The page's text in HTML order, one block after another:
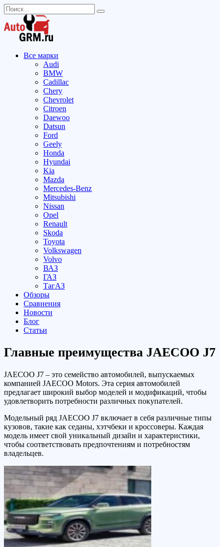
Перейти
к
содержанию
Search
for:
Все марки
Audi
BMW
Cadillac
Chery
Chevrolet
Citroen
Daewoo
Datsun
Ford
Geely
Honda
Hyundai
Kia
Mazda
Mercedes-Benz
Mitsubishi
Nissan
Opel
Renault
Skoda
Toyota
Volkswagen
Volvo
ВАЗ
ГАЗ
ТагАЗ
Обзоры
Сравнения
Новости
Блог
Статьи
Главные преимущества JAECOO J7
JAECOO J7 – это семейство автомобилей, выпускаемых
компанией JAECOO Motors. Эта серия автомобилей
предлагает широкий выбор моделей и модификаций, чтобы
удовлетворить потребности различных покупателей.
Модельный ряд JAECOO J7 включает в себя различные типы
кузовов, такие как седаны, хэтчбеки и кроссоверы. Каждая
модель имеет свой уникальный дизайн и характеристики,
чтобы соответствовать предпочтениям и потребностям
владельцев.